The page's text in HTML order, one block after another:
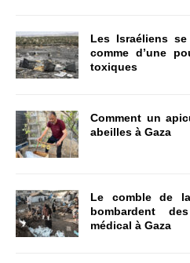
Les Israéliens
comme d’une
toxiques
Comment un
abeilles à Gaza
Le comble de
bombardent
médical à Gaza